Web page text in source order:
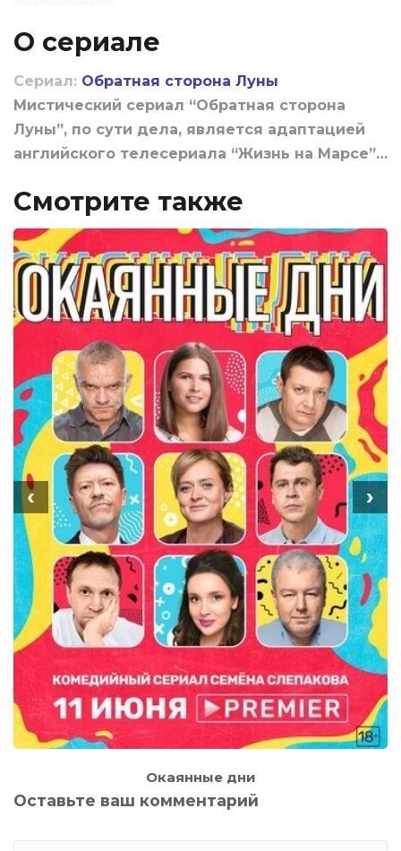
О сериале
Сериал: Обратная сторона Луны
Мистический сериал “Обратная сторона
Луны”, по сути дела, является адаптацией
английского телесериала “Жизнь на Марсе”…
Смотрите также
Окаянные дни
‹ ›
Оставьте ваш комментарий